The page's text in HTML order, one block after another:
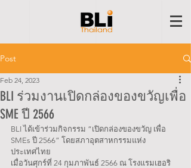
Post
BLI ร่วมงานเปิดกล่องของขวัญเพื่อ
SME ปี 2566
Feb 24, 2023
BLI ได้เข้าร่วมกิจกรรม “เปิดกล่องของขวัญ เพื่อ
SMEs ปี 2566” โดยสภาอุตสาหกรรมแห่ง
ประเทศไทย
เมื่อวันศุกร์ที่ 24 กุมภาพันธ์ 2566 ณ โรงแรมเฮอริ